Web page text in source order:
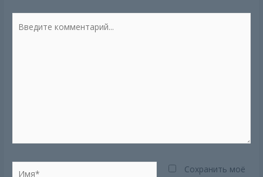
комментарий...
Имя*
Сохранить моё